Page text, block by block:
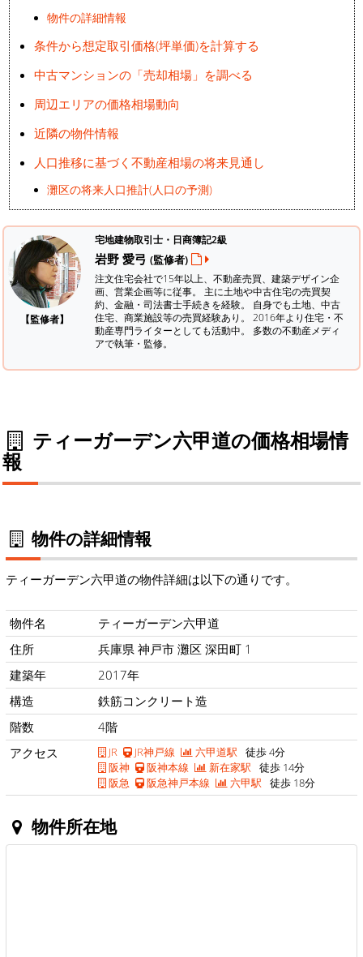
物件の詳細情報
条件から想定取引価格(坪単価)を計算する
中古マンションの「売却相場」を調べる
周辺エリアの価格相場動向
近隣の物件情報
人口推移に基づく不動産相場の将来見通し
灘区の将来人口推計(人口の予測)
【監修者】
宅地建物取引士・日商簿記2級
岩野 愛弓 (監修者)
注文住宅会社で15年以上、不動産売買、建築デザイン企
画、営業企画等に従事。 主に土地や中古住宅の売買契
約、金融・司法書士手続きを経験。 自身でも土地、中古
住宅、商業施設等の売買経験あり。 2016年より住宅・不
動産専門ライターとしても活動中。 多数の不動産メディ
アで執筆・監修。
ティーガーデン六甲道の価格相場情
報
物件の詳細情報
ティーガーデン六甲道の物件詳細は以下の通りです。
物件名
ティーガーデン六甲道
住所
兵庫県 神戸市 灘区 深田町 1
建築年
2017年
構造
鉄筋コンクリート造
階数
4階
アクセス
JR JR神戸線 六甲道駅 徒歩 4分
阪神
阪神本線 新在家駅 徒歩 14分
阪急
阪急神戸本線 六甲駅 徒歩 18分
物件所在地